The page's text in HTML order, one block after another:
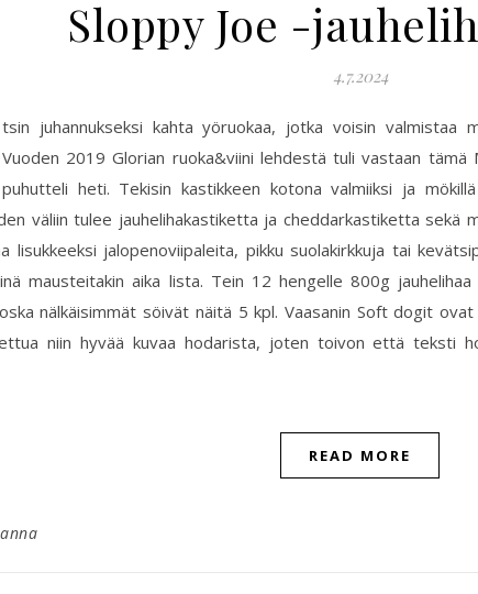
Sloppy Joe -
4.7.2024
tsin juhannukseksi kahta yöruokaa, jotka voisin valmistaa
Vuoden 2019 Glorian ruoka&viini lehdestä tuli vastaan tämä
puhutteli heti. Tekisin kastikkeen kotona valmiiksi ja
väliin tulee jauhelihakastiketta ja cheddarkastiketta sekä
lisukkeeksi jalopenoviipaleita, pikku suolakirkkuja tai
mausteitakin aika lista. Tein 12 hengelle 800g
nälkäisimmät söivät näitä 5 kpl. Vaasanin Soft dogit
niin hyvää kuvaa hodarista, joten toivon että teksti
READ MORE